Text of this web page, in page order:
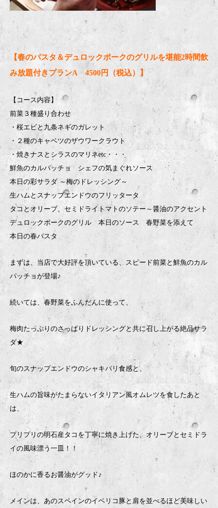
【春のパスタ＆デュロックポークのグリルを堪能2時間飲
み放題付きプランA 4500円（税込）】
【コース内容】
前菜３種盛り合わせ
・桜エビと九条ネギのガレット
・２種のキャベツのザウワークラウト
・焼きナスとシラスのマリネetc・・・
鮮魚のカルパッチョ シェフの気まぐれソース
本日の彩サラダ ～梅のドレッシング～
生ハムとスナップエンドウのフリッタータ
タコとオリーブ、セミドライトマトのソテー～醤油のアクセント
デュロックポークのグリル 本日のソース 春野菜を添えて
本日の春パスタ
まずは、当店で大好評を頂いている、スピード前菜と鮮魚のカル
パッチョが登場♪
続いては、春野菜をふんだんに使って、
梅肉たっぷりのさっぱりドレッシングと共に召し上がる絶品サラ
ダ★
旬のスナップエンドウのシャキパリ食感と、
生ハムの旨味がたまらないイタリアン風オムレツを食したあと
は、
プリプリの明石産タコを丁寧に焼き上げた、オリーブとセミドラ
イの風味漂う一皿！！
ほのかに香るお醤油がグッド♪
メインは、あのスペインのイベリコ豚と肩を並べるほど美味しい